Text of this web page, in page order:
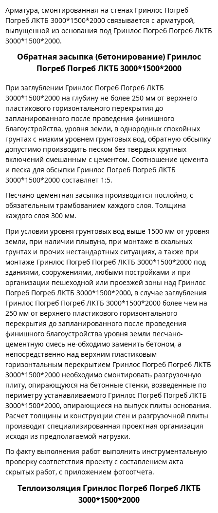
Арматура, смонтированная на стенах Гринлос Погреб
Погреб ЛКТБ 3000*1500*2000 связывается с арматурой,
выпущенной из основания под Гринлос Погреб Погреб ЛКТБ
3000*1500*2000.
Обратная засыпка (бетонирование) Гринлос
Погреб Погреб ЛКТБ 3000*1500*2000
При заглублении Гринлос Погреб Погреб ЛКТБ
3000*1500*2000 на глубину не более 250 мм от верхнего
пластикового горизонтального перекрытия до
запланированного после проведения финишного
благоустройства, уровня земли, в однородных спокойных
грунтах с низким уровнем грунтовых вод, обратную обсыпку
допустимо производить песком без твердых крупных
включений смешанным с цементом. Соотношение цемента
и песка для обсыпки Гринлос Погреб Погреб ЛКТБ
3000*1500*2000 составляет 1:5.
Песчано-цементная засыпка производится послойно, с
обязательным трамбованием каждого слоя. Толщина
каждого слоя 300 мм.
При условии уровня грунтовых вод выше 1500 мм от уровня
земли, при наличии плывуна, при монтаже в скальных
грунтах и прочих нестандартных ситуациях, а также при
монтаже Гринлос Погреб Погреб ЛКТБ 3000*1500*2000 под
зданиями, сооружениями, любыми постройками и при
организации пешеходной или проезжей зоны над Гринлос
Погреб Погреб ЛКТБ 3000*1500*2000, в случае заглубления
Гринлос Погреб Погреб ЛКТБ 3000*1500*2000 более чем на
250 мм от верхнего пластикового горизонтального
перекрытия до запланированного после проведения
финишного благоустройства уровня земли песчано-
цементную смесь не-обходимо заменить бетоном, а
непосредственно над верхним пластиковым
горизонтальным перекрытием Гринлос Погреб Погреб ЛКТБ
3000*1500*2000 необходимо смонтировать разгрузочную
плиту, опирающуюся на бетонные стенки, возведенные по
периметру устанавливаемого Гринлос Погреб Погреб ЛКТБ
3000*1500*2000, опирающиеся на выпуск плиты основания.
Расчет толщины и конструкции стен и разгрузочной плиты
производит специализированная проектная организация
исходя из предполагаемой нагрузки.
По факту выполнения работ выполнить инструментальную
проверку соответствия проекту с составлением акта
скрытых работ, с приложением фотоотчета.
Теплоизоляция Гринлос Погреб Погреб ЛКТБ
3000*1500*2000